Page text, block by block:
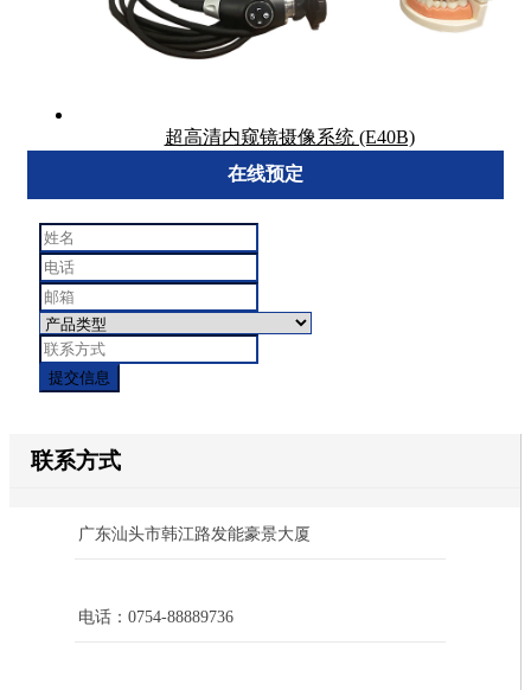
超高清内窥镜摄像系统 (E40B)
在线预定
提交信息
联系方式
广东汕头市韩江路发能豪景大厦
电话：0754-88889736